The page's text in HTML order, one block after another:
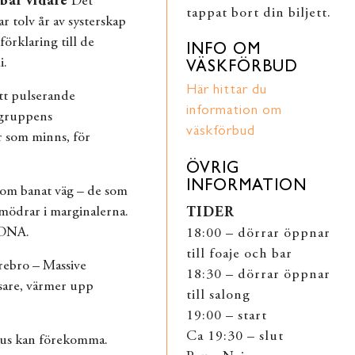
tolv år av systerskap
till de
pulserande
som minns, för
banat väg – de som
i marginalerna.
– Massive
värmer upp
kan förekomma.
tappat bort din biljett.
INFO OM
VÄSKFÖRBUD
Här hittar du
information om
väskförbud
ÖVRIG
INFORMATION
TIDER
18:00 – dörrar öppnar
till foaje och bar
18:30 – dörrar öppnar
till salong
19:00 – start
Ca 19:30 – slut